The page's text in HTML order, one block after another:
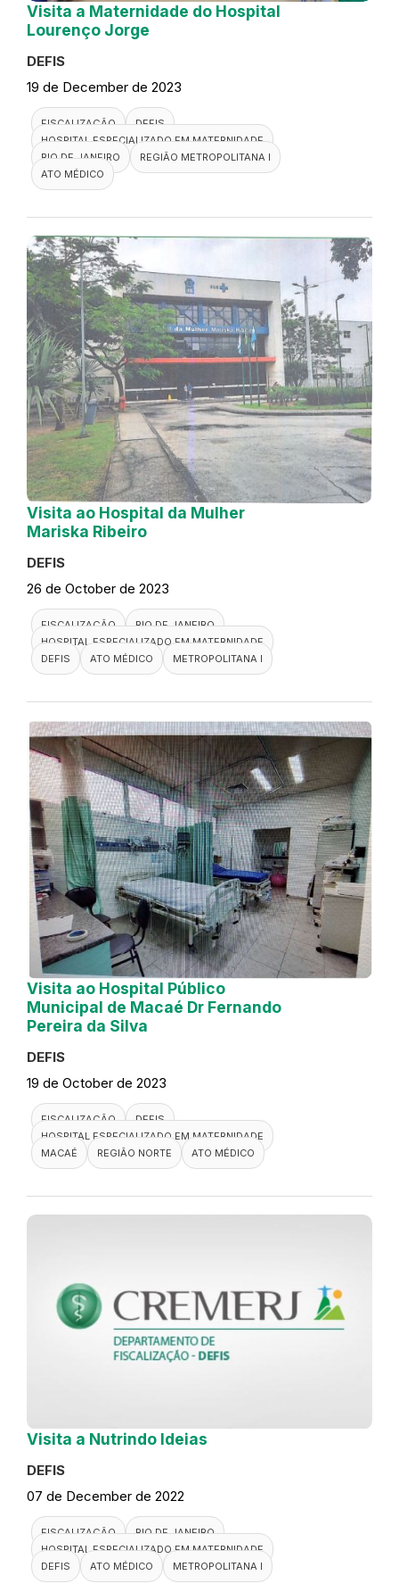
Visita a Maternidade do Hospital
Lourenço Jorge
DEFIS
19 de December de 2023
FISCALIZAÇÃO
DEFIS
HOSPITAL ESPECIALIZADO EM MATERNIDADE
RIO DE JANEIRO
REGIÃO METROPOLITANA I
ATO MÉDICO
Visita ao Hospital da Mulher
Mariska Ribeiro
DEFIS
26 de October de 2023
FISCALIZAÇÃO
RIO DE JANEIRO
HOSPITAL ESPECIALIZADO EM MATERNIDADE
DEFIS
ATO MÉDICO METROPOLITANA I
Visita ao Hospital Público
Municipal de Macaé Dr Fernando
Pereira da Silva
DEFIS
19 de October de 2023
FISCALIZAÇÃO
DEFIS
HOSPITAL ESPECIALIZADO EM MATERNIDADE
MACAÉ
REGIÃO NORTE ATO MÉDICO
Visita a Nutrindo Ideias
DEFIS
07 de December de 2022
FISCALIZAÇÃO
RIO DE JANEIRO
HOSPITAL ESPECIALIZADO EM MATERNIDADE
DEFIS
ATO MÉDICO METROPOLITANA I